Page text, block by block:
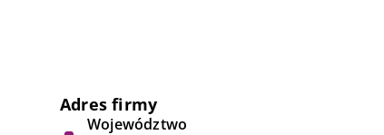
Adres firmy
Województwo